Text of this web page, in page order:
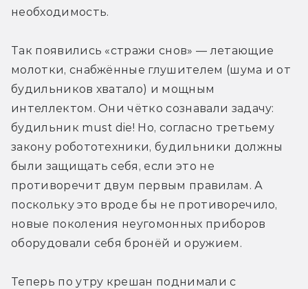
необходимость.
Так появились «стражи снов» — летающие
молотки, снабжённые глушителем (шума и от
будильников хватало) и мощным
интеллектом. Они чётко сознавали задачу:
будильник must die! Но, согласно третьему
закону робототехники, будильники должны
были защищать себя, если это не
противоречит двум первым правилам. А
поскольку это вроде бы не противоречило,
новые поколения неугомонных приборов
оборудовали себя бронёй и оружием.
Теперь по утру крешан поднимали с